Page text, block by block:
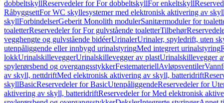
dobbeltskyllReservedeler for For dobbeltskyllFor enkeltskyll
RåbyggsettFor WC skyllesystemer med elektronisk aktivering av skyll
skyllForbindelserGeberit Monolith modulerSanitærmoduler for
toaletterReservedeler for For gulvstående toaletterTilbehør
vegghengte og gulvstående bidéerUrinalerUrinaler, spyledrift, uten
utenpåliggende eller innbygd urinalstyringMed integrert urinalstyring
lokkUrinalskilleveggerUrinalskillevegger av plastUrinalskillevegger
spylerørsbend og overgangsstykkerFestemateriellAvløpsventiler
av skyll, nettdriftMed elektronisk aktivering av skyll, batteridrift
skyllBasicReservedeler for BasicUtenpåliggendeReservedeler for
aktivering av skyll, batteridriftReservedeler for Med elektronisk